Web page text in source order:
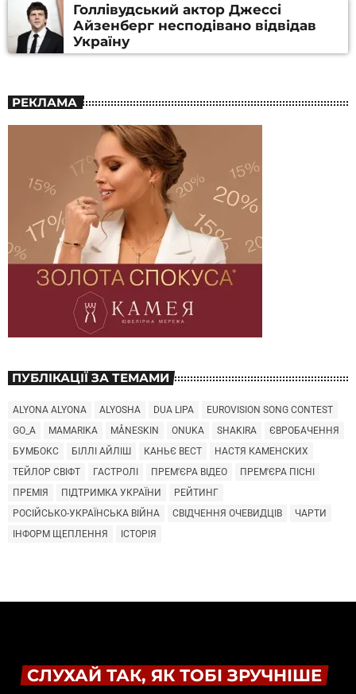
Голлівудський актор Джессі
Айзенберг несподівано відвідав
Україну
РЕКЛАМА
ПУБЛІКАЦІЇ ЗА ТЕМАМИ
ALYONA ALYONA ALYOSHA DUA LIPA
EUROVISION SONG CONTEST
GO_A
MAMARIKA MÅNESKIN ONUKA SHAKIRA
ЄВРОБАЧЕННЯ
БУМБОКС
БІЛЛІ АЙЛІШ КАНЬЄ ВЕСТ
НАСТЯ КАМЕНСКИХ
ТЕЙЛОР СВІФТ
ГАСТРОЛІ ПРЕМ'ЄРА ВІДЕО
ПРЕМ'ЄРА ПІСНІ
ПРЕМІЯ
ПІДТРИМКА УКРАЇНИ
РЕЙТИНГ
РОСІЙСЬКО-УКРАЇНСЬКА ВІЙНА
СВІДЧЕННЯ ОЧЕВИДЦІВ
ЧАРТИ
ІНФОРМ ЩЕПЛЕННЯ
ІСТОРІЯ
СЛУХАЙ ТАК, ЯК ТОБІ ЗРУЧНІШЕ